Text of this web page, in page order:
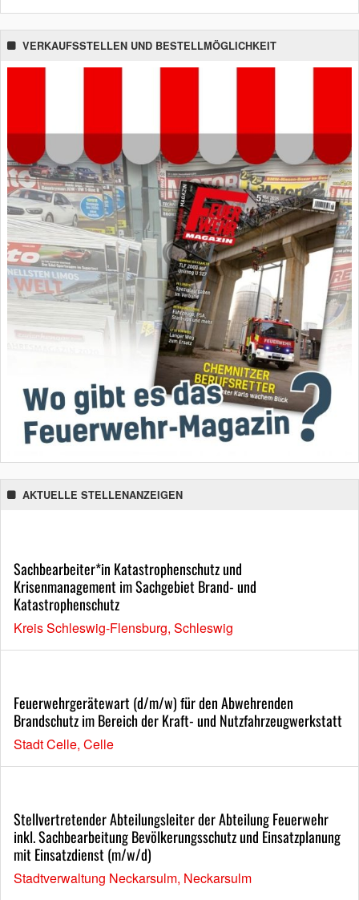
VERKAUFSSTELLEN UND BESTELLMÖGLICHKEIT
AKTUELLE STELLENANZEIGEN
Sachbearbeiter*in Katastrophenschutz und
Krisenmanagement im Sachgebiet Brand- und
Katastrophenschutz
Kreis Schleswig-Flensburg, Schleswig
Feuerwehrgerätewart (d/m/w) für den Abwehrenden
Brandschutz im Bereich der Kraft- und Nutzfahrzeugwerkstatt
Stadt Celle, Celle
Stellvertretender Abteilungsleiter der Abteilung Feuerwehr
inkl. Sachbearbeitung Bevölkerungsschutz und Einsatzplanung
mit Einsatzdienst (m/w/d)
Stadtverwaltung Neckarsulm, Neckarsulm